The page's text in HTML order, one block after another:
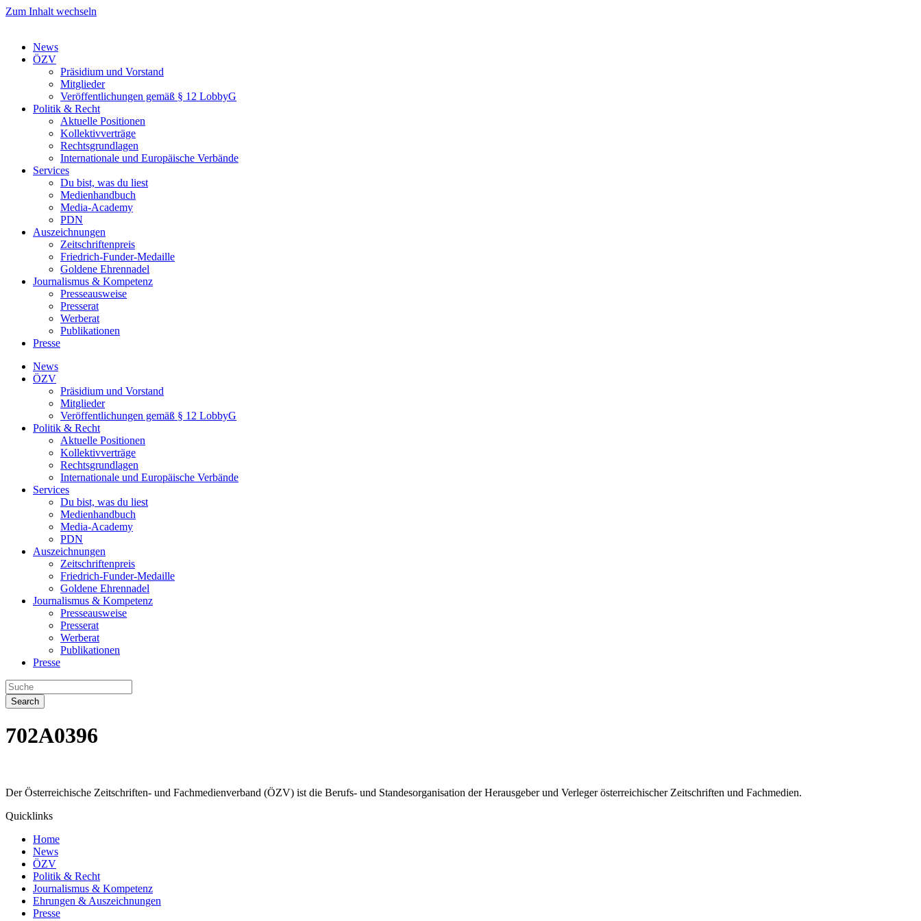
Zum Inhalt wechseln
News
ÖZV
Präsidium und Vorstand
Mitglieder
Veröffentlichungen gemäß § 12 LobbyG
Politik & Recht
Aktuelle Positionen
Kollektivverträge
Rechtsgrundlagen
Internationale und Europäische Verbände
Services
Du bist, was du liest
Medienhandbuch
Media-Academy
PDN
Auszeichnungen
Zeitschriftenpreis
Friedrich-Funder-Medaille
Goldene Ehrennadel
Journalismus & Kompetenz
Presseausweise
Presserat
Werberat
Publikationen
Presse
News
ÖZV
Präsidium und Vorstand
Mitglieder
Veröffentlichungen gemäß § 12 LobbyG
Politik & Recht
Aktuelle Positionen
Kollektivverträge
Rechtsgrundlagen
Internationale und Europäische Verbände
Services
Du bist, was du liest
Medienhandbuch
Media-Academy
PDN
Auszeichnungen
Zeitschriftenpreis
Friedrich-Funder-Medaille
Goldene Ehrennadel
Journalismus & Kompetenz
Presseausweise
Presserat
Werberat
Publikationen
Presse
Search
702A0396
Der Österreichische Zeitschriften- und Fachmedienverband (ÖZV) ist die Berufs- und Standesorganisation der Herausgeber und Verleger österreichischer Zeitschriften und Fachmedien.
Quicklinks
Home
News
ÖZV
Politik & Recht
Journalismus & Kompetenz
Ehrungen & Auszeichnungen
Presse